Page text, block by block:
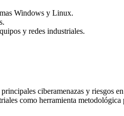
Windows y Linux.
y redes industriales.
ciberamenazas y riesgos
como herramienta